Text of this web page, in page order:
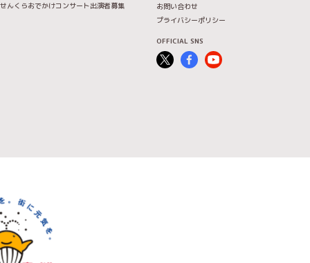
せんくらおでかけコンサート出演者募集
お問い合わせ
プライバシーポリシー
OFFICIAL SNS